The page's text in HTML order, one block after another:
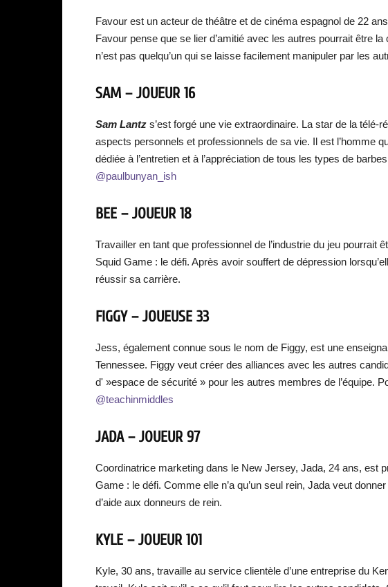
Favour est un acteur de théâtre et de cinéma espagnol de 22
Favour pense que se lier d’amitié avec les autres pourrait être
n’est pas quelqu’un qui se laisse facilement manipuler par les
SAM – JOUEUR 16
Sam Lantz s’est forgé une vie extraordinaire. La star de la télé-
aspects personnels et professionnels de sa vie. Il est l’homme
dédiée à l’entretien et à l’appréciation de tous les types de
@paulbunyan_ish
BEE – JOUEUR 18
Travailler en tant que professionnel de l’industrie du jeu pourrait
Squid Game : le défi. Après avoir souffert de dépression
réussir sa carrière.
FIGGY – JOUEUSE 33
Jess, également connue sous le nom de Figgy, est une
Tennessee. Figgy veut créer des alliances avec les autres
d' »espace de sécurité » pour les autres membres de l’équipe.
@teachinmiddles
JADA – JOUEUR 97
Coordinatrice marketing dans le New Jersey, Jada, 24 ans, est
Game : le défi. Comme elle n’a qu’un seul rein, Jada veut
d’aide aux donneurs de rein.
KYLE – JOUEUR 101
Kyle, 30 ans, travaille au service clientèle d’une entreprise du